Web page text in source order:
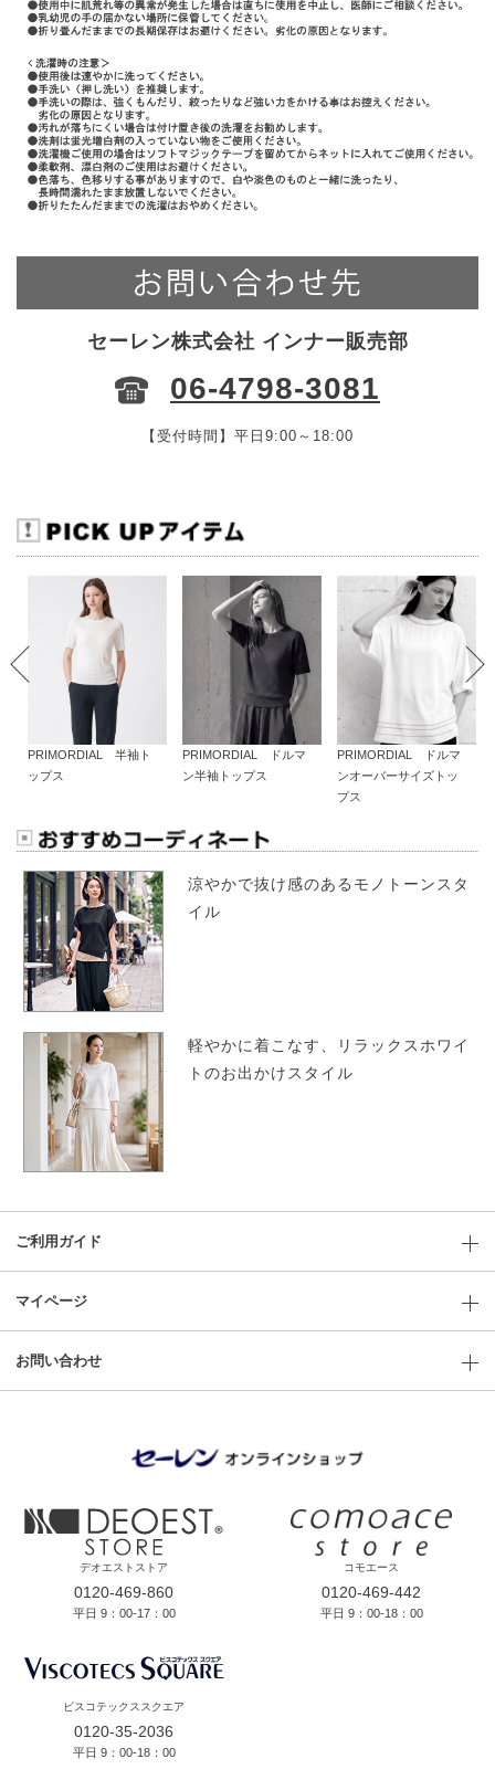
セーレン株式会社 インナー販売部
06-4798-3081
【受付時間】平日9:00～18:00
PRIMORDIAL 半袖ト
ップス
PRIMORDIAL ドルマ
ン半袖トップス
PRIMORDIAL ドルマ
ンオーバーサイズトッ
プス
涼やかで抜け感のあるモノトーンスタ
イル
軽やかに着こなす、リラックスホワイ
トのお出かけスタイル
ご利用ガイド
マイページ
お問い合わせ
デオエストストア
0120-469-860
平日 9：00-17：00
コモエース
0120-469-442
平日 9：00-18：00
ビスコテックススクエア
0120-35-2036
平日 9：00-18：00